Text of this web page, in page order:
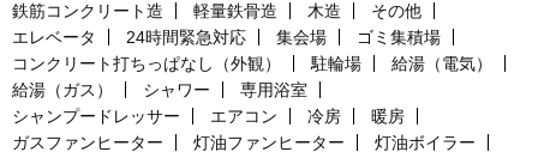
鉄筋コンクリート造
軽量鉄骨造 木造
その他
エレベータ
24時間緊急対応 集会場
ゴミ集積場
コンクリート打ちっぱなし（外観）
駐輪場
給湯（電気）
給湯（ガス）
シャワー
専用浴室
シャンプードレッサー
エアコン 冷房
暖房
ガスファンヒーター
灯油ファンヒーター
灯油ボイラー